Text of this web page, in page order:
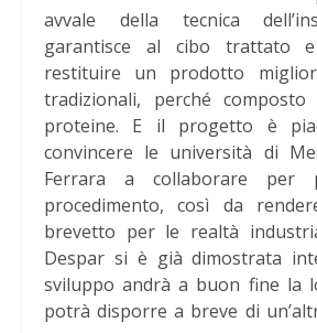
avvale della tecnica
garantisce al cibo trattato
restituire un prodotto
tradizionali, perché
proteine. E il progetto è
convincere le università di
Ferrara a collaborare per
procedimento, così da
brevetto per le realtà
Despar si è già dimostrata
sviluppo andrà a buon fine la
potrà disporre a breve di